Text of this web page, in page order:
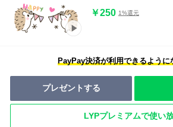
￥250 1%還元
PayPay決済が利用できるように
プレゼントする
LYPプレミアムで使い